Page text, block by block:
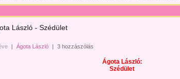
László - Szédület
| Ágota László | 3 hozzászólás
Ágota László:
Szédület